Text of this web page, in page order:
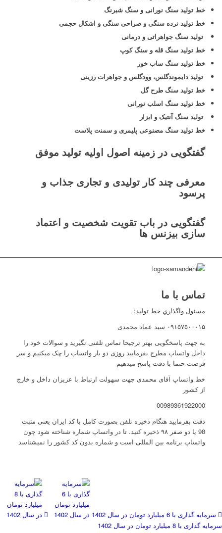
خط تولید سنگ نورانی و سنگ شبرنگ
خط تولید نرده سنگی و صراحی سنگی و اشکال حجمی
تولید سنگ جواهراتی و درمانی
خط تولید سنگ قله و سنگ کوپ
خط تولید سنگ ساب خور
تولید دایموندگلس، وودگلس و جواهرات رزینی
خط تولید سنگ طرح گل
خط تولید سنگ اسلب نورانی
تولید سنگ آنتیک و ابزار
خط تولید سنگ مصنوعی پلیمری و سمنت پلاست
گفتگویی در زمینه اصول اولیه تولید موفق
معرفی چند کار تولیدی و تجاری جذاب و
پرسود
گفتگویی در باب تقویت شخصیت و اعتماد
سازی بیزنس ها
تماس با ما
مسئول واگذاري خط توليد:
۰۹۱۵۷۵۰۰۰۱۵ سید عماد محمدی
به جهت پاسخگویی بهتر ترجیحا تماس تلفنی نگیرید و سوالات خود را
داخل واتساپ مطرح بفرمایید روزی دو بار واتساپ را چک میکنیم و سر
فرصت حتما با دقت پاسخ میدهیم
خط واتساپ آقای محمدی جهت سهولت ارتباط با عزیزان داخل و خارج
از کشور
00989361922000
دقت بفرمایید هنگام ذخیره تلفن بصورت کامل با کد ایران یعنی مثبت
98 یا دو صفر ۹۸ ذخیره کنید. تا در واتساپ شماره شناخته شود چون
واتساپ برنامه بین المللی است و شماره بدون کد کشور را نمیشناسد
سرمایه گذاری با 6 میلیارد تومان در سال 1402
سرمایه گذاری با 8 میلیارد تومان در سال 1402